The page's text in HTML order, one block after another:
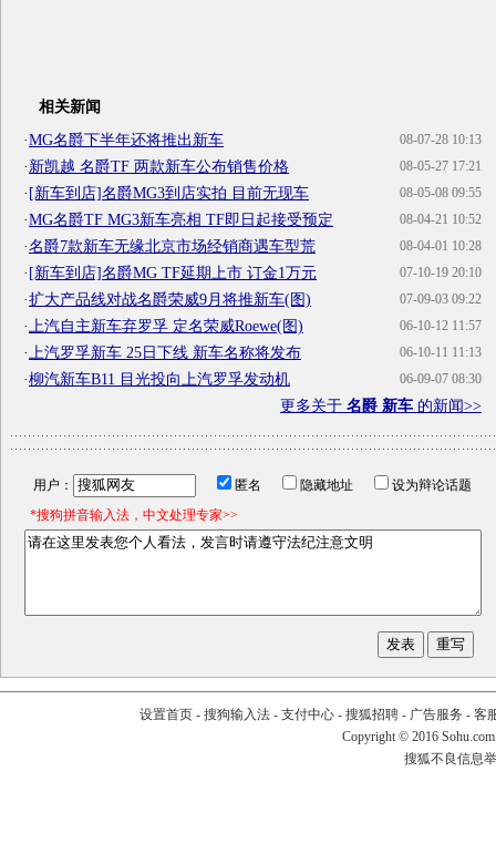
相关新闻
08-07-28 10:13
·MG名爵下半年还将推出新车
08-05-27 17:21
·新凯越 名爵TF 两款新车公布销售价格
08-05-08 09:55
·[新车到店]名爵MG3到店实拍 目前无现车
08-04-21 10:52
·MG名爵TF MG3新车亮相 TF即日起接受预定
08-04-01 10:28
·名爵7款新车无缘北京市场经销商遇车型荒
07-10-19 20:10
·[新车到店]名爵MG TF延期上市 订金1万元
07-09-03 09:22
·扩大产品线对战名爵荣威9月将推新车(图)
06-10-12 11:57
· 上汽自主新车弃罗孚 定名荣威Roewe(图)
06-10-11 11:13
· 上汽罗孚新车 25日下线 新车名称将发布
06-09-07 08:30
·柳汽新车B11 目光投向上汽罗孚发动机
更多关于 名爵 新车 的新闻>>
用户： 匿名 隐藏地址
设为辩论话题
*搜狗拼音输入法，中文处理专家>>
设置首页- 搜狗输入法- 支付中心- 搜狐招聘- 广告服务 - 客
Copyright © 2016
搜狐不良信息